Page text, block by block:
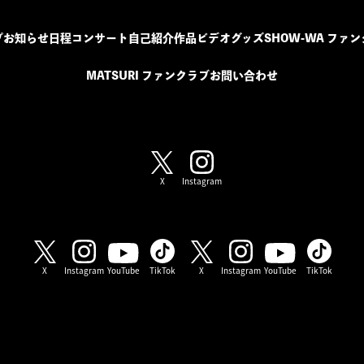
お知らせ 日程コンサート 自己紹介作品ビデオグッズSHOW-WA ファン
MATSURI ファンクラブお問い合わせ
X Instagram
X Instagram YouTube TikTok X Instagram YouTube TikTok